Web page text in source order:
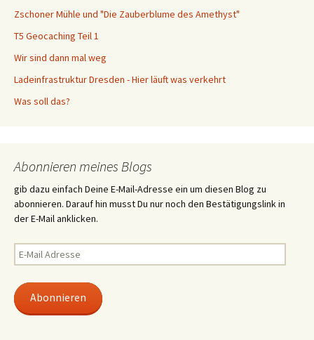
Zschoner Mühle und "Die Zauberblume des Amethyst"
T5 Geocaching Teil 1
Wir sind dann mal weg
Ladeinfrastruktur Dresden - Hier läuft was verkehrt
Was soll das?
Abonnieren meines Blogs
gib dazu einfach Deine E-Mail-Adresse ein um diesen Blog zu
abonnieren. Darauf hin musst Du nur noch den Bestätigungslink in
der E-Mail anklicken.
E-
Mail
Abonnieren